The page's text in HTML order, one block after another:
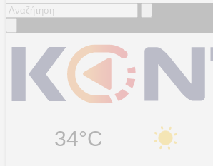
34°C